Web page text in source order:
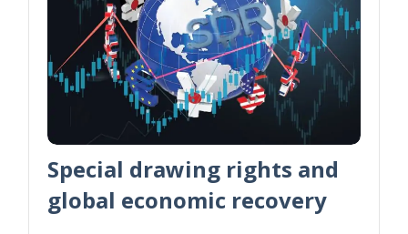
Special drawing rights and
global economic recovery